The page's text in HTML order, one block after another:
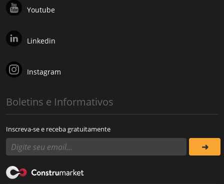
Youtube
Linkedin
Instagram
Boletins e Informativos
Inscreva-se e receba gratuitamente